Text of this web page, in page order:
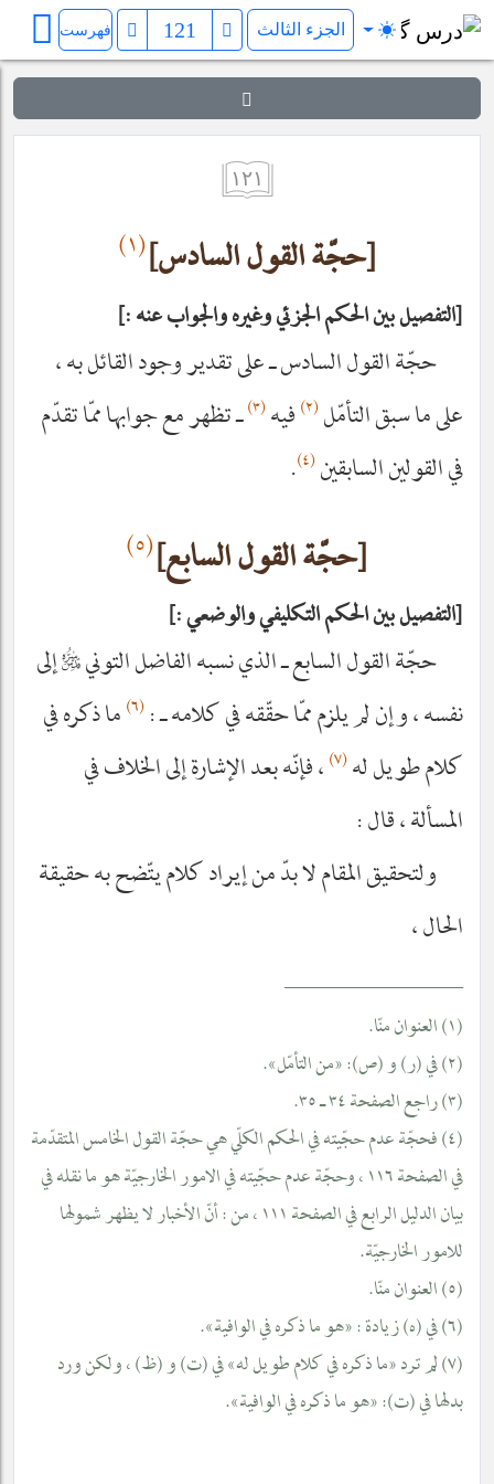
فرائد الاصول (رسائل) فهرست
١٢١
[حجّة القول السادس](١)
التفصيل بين الحكم الجزئي وغيره والجواب عنه :
حجّة القول السادس ـ على تقدير وجود القائل به ،
على ما سبق التأمّل(٢) فيه(٣) ـ تظهر مع جوابها ممّا تقدّم
في القولين السابقين(٤) .
[حجّة القول السابع](٥)
التفصيل بين الحكم التكليفي والوضعي :
حجّة القول السابع ـ الذي نسبه الفاضل التونيقدس‌سرهإلى
نفسه ، وإن لم يلزم ممّا حقّقه في كلامه ـ :(٦) ما ذكره في
كلام طويل له(٧) ، فإنّه بعد الإشارة إلى الخلاف في
المسألة ، قال :
ولتحقيق المقام لا بدّ من إيراد كلام يتّضح به حقيقة
الحال ،
__________________
(١) العنوان منّا.
(٢) في (ر) و (ص): «من التأمّل».
(٣) راجع الصفحة ٣٤ ـ ٣٥.
(٤) فحجّة عدم حجّيته في الحكم الكلّي هي حجّة القول الخامس المتقدّمة
في الصفحة ١١٦ ، وحجّة عدم حجّيته في الامور الخارجيّة هو ما نقله في
بيان الدليل الرابع في الصفحة ١١١ ، من : أنّ الأخبار لا يظهر شمولها
للامور الخارجيّة.
(٥) العنوان منّا.
(٦) في (ه) زيادة : «هو ما ذكره في الوافية».
(٧) لم ترد «ما ذكره في كلام طويل له» في (ت) و (ظ) ، ولكن ورد
بدلها في (ت): «هو ما ذكره في الوافية».